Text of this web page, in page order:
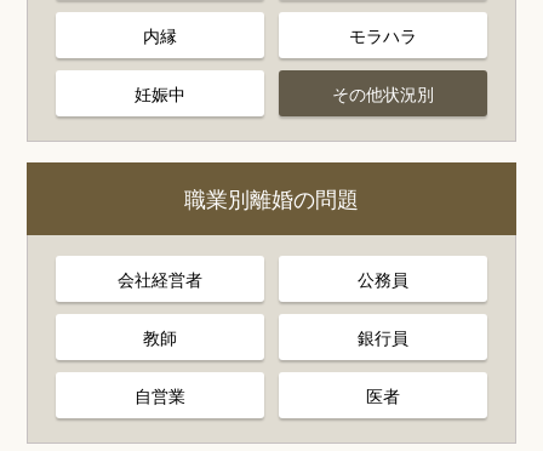
内縁 モラハラ
妊娠中 その他状況別
職業別離婚の問題
会社経営者 公務員
教師 銀行員
自営業 医者